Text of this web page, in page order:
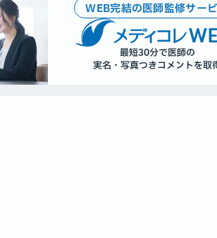
WEB完結の医師監修サー
最短30分で医師の
実名・写真つきコメントを取